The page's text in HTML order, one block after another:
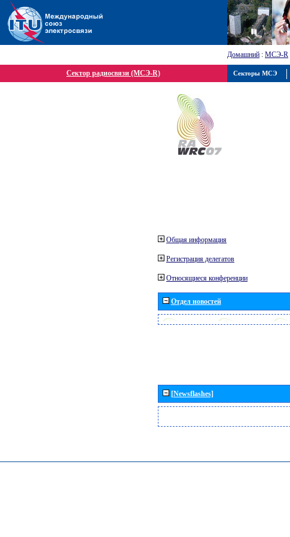
Домашний : МСЭ-R
Сектор радиосвязи (МСЭ-R)
Общая информация
Регистрация делегатов
Относящиеся конференции
Отдел новостей
[Newsflashes]
Секторы МСЭ